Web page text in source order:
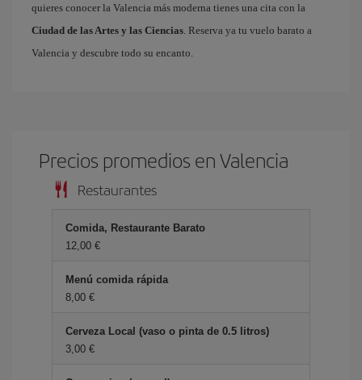
quieres conocer la Valencia más moderna tienes una cita con la
Ciudad de las Artes y las Ciencias. Reserva ya tu vuelo barato a
Valencia y descubre todo su encanto.
Precios promedios en Valencia
Restaurantes
Comida, Restaurante Barato
12,00 €
Menú comida rápida
8,00 €
Cerveza Local (vaso o pinta de 0.5 litros)
3,00 €